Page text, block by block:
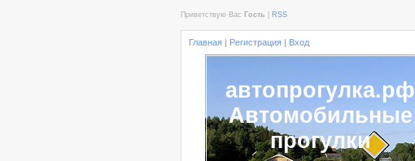
Приветствую Вас Гость RSS
Главная | Регистрация | Вход
автопрогулка.рф
Автомобильные
прогулки